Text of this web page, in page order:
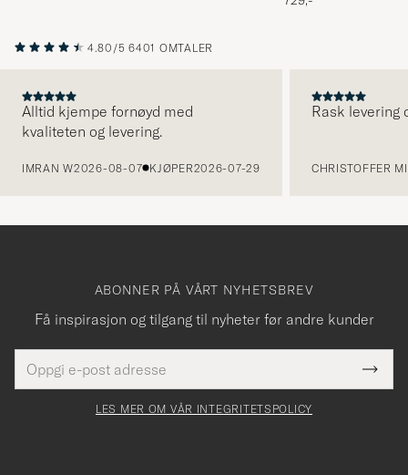
4.80/5 6401 OMTALER
Alltid kjempe fornøyd med
kvaliteten og levering.
IMRAN W2026-08-07 KJØPER2026-07-29
Rask levering
CHRISTOFFER
ABONNER PÅ VÅRT NYHETSBREV
Få inspirasjon og tilgang til nyheter før andre kunder
postadresse
felt
Tack
för
LES MER OM VÅR INTEGRITETSPOLICY